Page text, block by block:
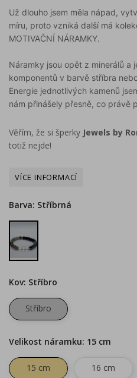
Už dlouho jsem měla nápad,
míru, proto vzniká další má
MOTIVAČNÍ NÁRAMKY.
Náramky jsou opět z minerálů a
komponentů v barvě stříbra
Energie jednotlivých kamenů
nám přinášely přesně, co právě
Věřím, že si šperky Jewels by
totiž nejde!
Barva: Stříbrná
Kov: Stříbro
Stříbro
Velikost náramku: 15 cm
15 cm 16 cm